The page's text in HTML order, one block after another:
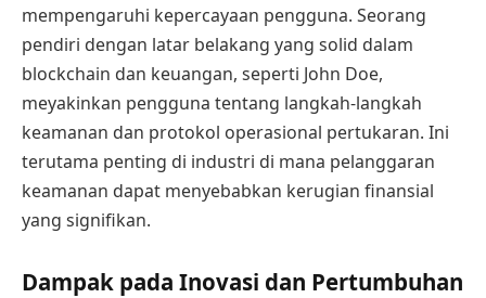
mempengaruhi kepercayaan pengguna. Seorang
pendiri dengan latar belakang yang solid dalam
blockchain dan keuangan, seperti John Doe,
meyakinkan pengguna tentang langkah-langkah
keamanan dan protokol operasional pertukaran. Ini
terutama penting di industri di mana pelanggaran
keamanan dapat menyebabkan kerugian finansial
yang signifikan.
Dampak pada Inovasi dan Pertumbuhan